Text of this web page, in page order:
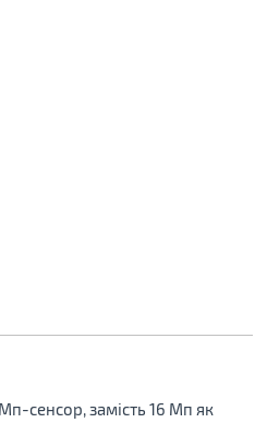
сенсор, замість 16 Мп як